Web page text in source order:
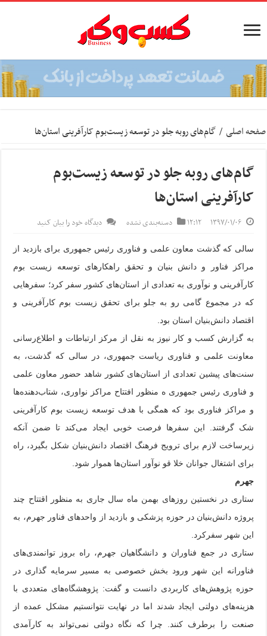
صفحه اصلی / گام‌های روبه جلو در توسعه زیست‌بوم کارآفرینی استان‌ها
گام‌های روبه جلو در توسعه زیست‌بوم
کارآفرینی استان‌ها
۱۳۹۷/۰۱/۰۶ ۱۲:۱۲ دسته‌بندی نشده دیدگاه خود را بیان کنید
سالی که گذشت معاون علمی و فناوری رئیس جمهوری برای بازدید از
مراکز فناور و دانش بنیان و تحقق راهکارهای توسعه زیست بوم
کارآفرینی و نوآوری به تعدادی از استان‌های کشور سفر کرد؛ سفرهایی
که در مجموع گامی رو به جلو برای تحقق زیست بوم کارآفرینی و
اقتصاد دانش‌بنیان استان بود.
به گزارش کسب و کار نیوز به نقل از مرکز ارتباطات و اطلاع‌رسانی
معاونت علمی و فناوری ریاست جمهوری، در سالی که گذشت، به
سنت‌های پیشین تعدادی از استان‌های کشور شاهد حضور معاون علمی
و فناوری رئیس جمهوری ه منظور افتتاح مراکز نواوری، شتاب‌دهنده‌ها
و مراکز فناوری بود که همگی با هدف توسعه زیست بوم کارآفرینی
شک گرفتند. این سفرها فرصت خوبی ایجاد می‌کند تا ضمن آنکه
زیرساخت لازم برای ترویج فرهنگ اقتصاد دانش‌بنیان شکل بگیرد، راه
برای اشتغال جوانان خلا قو نوآور استان‌ها هموار شود.
جهرم
ستاری در نخستین روزهای بهمن ماه سال جاری به منظور اقتتاح چند
پروژه دانش‌بنیان در حوزه پزشکی و بازدید از واحدهای فناور جهرم، به
این شهر سفرکرد.
ستاری در جمع فناوران و دانشگاهیان جهرم، راه بروز توانمندی‌های
فناورانه این شهر ورود بخش خصوصی به مسیر سرمایه گذاری در
حوزه پژوهش‌های کاربردی دانست و گفت: پژوهشگاه‌های متعددی با
هزینه‌های دولتی ایجاد شدند اما در نهایت نتوانستیم مشکل عمده از
صنعت را برطرف کنند. چرا که نگاه دولتی نمی‌تواند به کارآمدی